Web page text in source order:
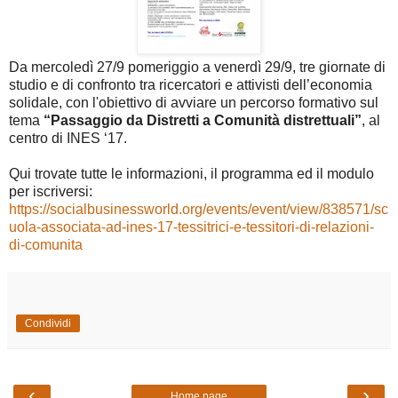
Da mercoledì 27/9 pomeriggio a venerdì 29/9, tre giornate di
studio e di confronto tra ricercatori e attivisti dell’economia
solidale, con l'obiettivo di avviare un percorso formativo sul
tema “Passaggio da Distretti a Comunità distrettuali”, al
centro di INES ‘17.
Qui trovate tutte le informazioni, il programma ed il modulo
per iscriversi:
https://socialbusinessworld.org/events/event/view/838571/sc
uola-associata-ad-ines-17-tessitrici-e-tessitori-di-relazioni-
di-comunita
Condividi